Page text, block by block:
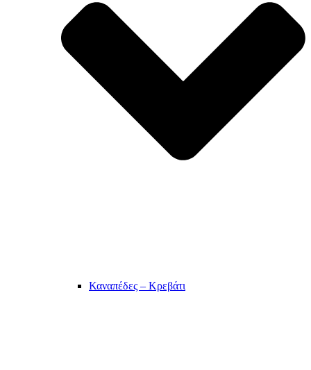
Καναπέδες – Κρεβάτι